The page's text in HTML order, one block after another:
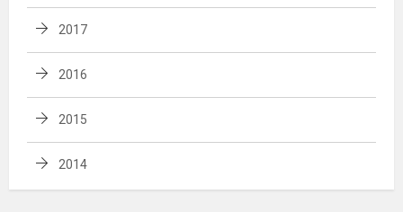
2017
2016
2015
2014